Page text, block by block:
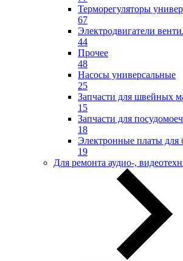
Терморегуляторы
67
Электродвигатели
44
Прочее
48
Насосы универсальные
25
Запчасти для швейных
15
Запчасти для
18
Электронные платы для
19
Для ремонта аудио-,